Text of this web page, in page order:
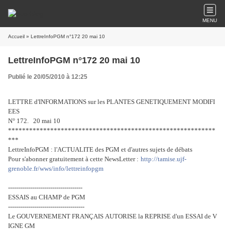
MENU
Accueil » LettreInfoPGM n°172 20 mai 10
LettreInfoPGM n°172 20 mai 10
Publié le 20/05/2010 à 12:25
LETTRE d'INFORMATIONS sur les PLANTES GENETIQUEMENT MODIFI
EES
N° 172. 20 mai 10
***********************************************************
***
LettreInfoPGM : l'ACTUALITE des PGM et d'autres sujets de débats
Pour s'abonner gratuitement à cette NewsLetter : http://tamise.ujf-
grenoble.fr/wws/info/lettreinfopgm
-------------------------------------
ESSAIS au CHAMP de PGM
--------------------------------------
Le GOUVERNEMENT FRANÇAIS AUTORISE la REPRISE d'un ESSAI de V
IGNE GM